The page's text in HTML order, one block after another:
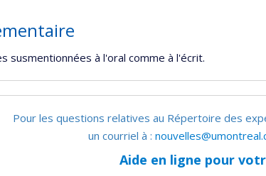
susmentionnées à l'oral comme à l'écrit.
Pour les questions relatives au Répertoire des
un courriel à :
Aide en ligne pour